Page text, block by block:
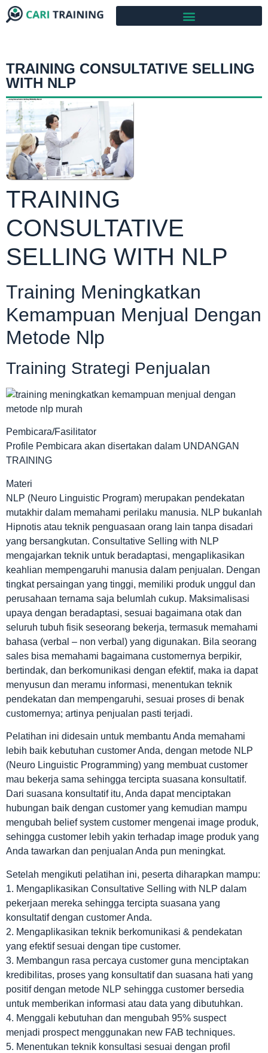
TRAINING CONSULTATIVE SELLING
WITH NLP
TRAINING
CONSULTATIVE
SELLING WITH NLP
Training Meningkatkan
Kemampuan Menjual Dengan
Metode Nlp
Training Strategi Penjualan
Pembicara/Fasilitator
Profile Pembicara akan disertakan dalam UNDANGAN
TRAINING
Materi
NLP (Neuro Linguistic Program) merupakan pendekatan
mutakhir dalam memahami perilaku manusia. NLP bukanlah
Hipnotis atau teknik penguasaan orang lain tanpa disadari
yang bersangkutan. Consultative Selling with NLP
mengajarkan teknik untuk beradaptasi, mengaplikasikan
keahlian mempengaruhi manusia dalam penjualan. Dengan
tingkat persaingan yang tinggi, memiliki produk unggul dan
perusahaan ternama saja belumlah cukup. Maksimalisasi
upaya dengan beradaptasi, sesuai bagaimana otak dan
seluruh tubuh fisik seseorang bekerja, termasuk memahami
bahasa (verbal – non verbal) yang digunakan. Bila seorang
sales bisa memahami bagaimana customernya berpikir,
bertindak, dan berkomunikasi dengan efektif, maka ia dapat
menyusun dan meramu informasi, menentukan teknik
pendekatan dan mempengaruhi, sesuai proses di benak
customernya; artinya penjualan pasti terjadi.
Pelatihan ini didesain untuk membantu Anda memahami
lebih baik kebutuhan customer Anda, dengan metode NLP
(Neuro Linguistic Programming) yang membuat customer
mau bekerja sama sehingga tercipta suasana konsultatif.
Dari suasana konsultatif itu, Anda dapat menciptakan
hubungan baik dengan customer yang kemudian mampu
mengubah belief system customer mengenai image produk,
sehingga customer lebih yakin terhadap image produk yang
Anda tawarkan dan penjualan Anda pun meningkat.
Setelah mengikuti pelatihan ini, peserta diharapkan mampu:
1. Mengaplikasikan Consultative Selling with NLP dalam
pekerjaan mereka sehingga tercipta suasana yang
konsultatif dengan customer Anda.
2. Mengaplikasikan teknik berkomunikasi & pendekatan
yang efektif sesuai dengan tipe customer.
3. Membangun rasa percaya customer guna menciptakan
kredibilitas, proses yang konsultatif dan suasana hati yang
positif dengan metode NLP sehingga customer bersedia
untuk memberikan informasi atau data yang dibutuhkan.
4. Menggali kebutuhan dan mengubah 95% suspect
menjadi prospect menggunakan new FAB techniques.
5. Menentukan teknik konsultasi sesuai dengan profil